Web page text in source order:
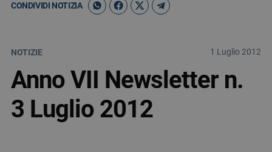
CONDIVIDI NOTIZIA
NOTIZIE 1 Luglio 2012
Anno VII Newsletter n.
3 Luglio 2012